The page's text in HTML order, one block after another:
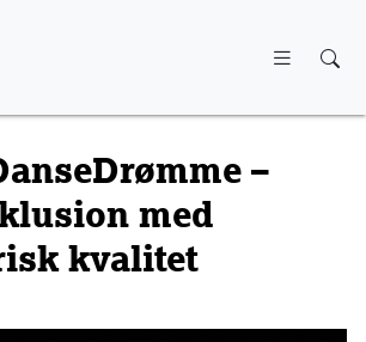
–
med
kvalitet